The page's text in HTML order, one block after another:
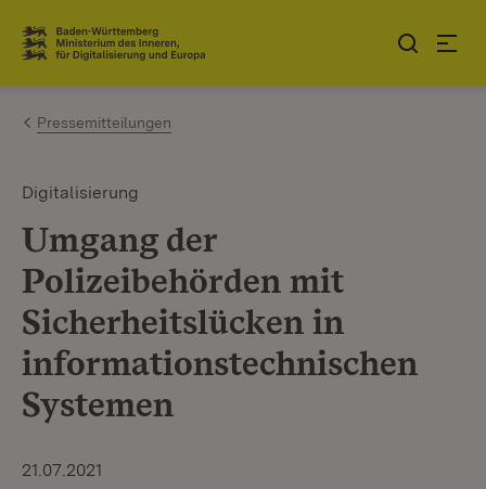
Zum Inhalt springen
Link zur Startseite
Pressemitteilungen
Digitalisierung
Umgang der
Polizeibehörden mit
Sicherheitslücken in
informationstechnischen
Systemen
21.07.2021